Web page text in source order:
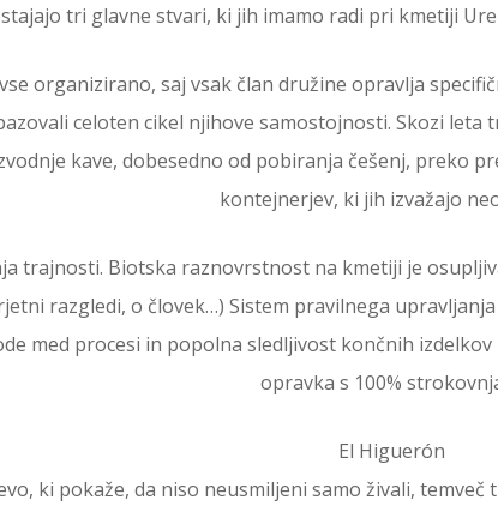
tri glavne stvari, ki jih imamo radi pri kmetiji
organizirano, saj vsak član družine opravlja
celoten cikel njihove samostojnosti. Skozi
kave, dobesedno od pobiranja češenj, preko
kontejnerjev, ki jih izvažajo
trajnosti. Biotska raznovrstnost na kmetiji je
razgledi, o človek…) Sistem pravilnega
med procesi in popolna sledljivost končnih
opravka s 100%
El Higuerón
ki pokaže, da niso neusmiljeni samo živali,